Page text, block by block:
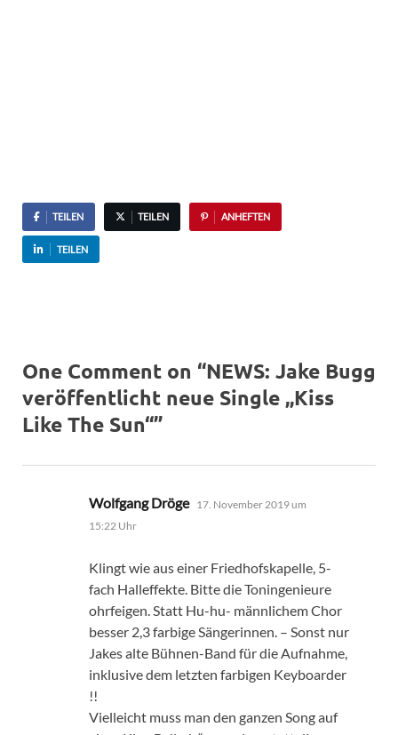
TEILEN TEILEN ANHEFTEN
TEILEN
One Comment on “NEWS: Jake Bugg
veröffentlicht neue Single „Kiss
Like The Sun“”
Wolfgang Dröge sagt:
17. November 2019 um
15:22 Uhr
Klingt wie aus einer Friedhofskapelle, 5-
fach Halleffekte. Bitte die Toningenieure
ohrfeigen. Statt Hu-hu- männlichem Chor
besser 2,3 farbige Sängerinnen. – Sonst nur
Jakes alte Bühnen-Band für die Aufnahme,
inklusive dem letzten farbigen Keyboarder
!!
Vielleicht muss man den ganzen Song auf